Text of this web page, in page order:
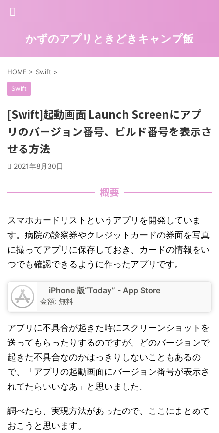
かずのアプリときどきキャンプ飯
HOME > Swift >
Swift
[Swift]起動画面 Launch Screenにアプ
リのバージョン番号、ビルド番号を表示さ
せる方法
2021年8月30日
概要
スマホカードリストというアプリを開発していま
す。病院の診察券やクレジットカードの券面を写真
に撮ってアプリに保存しておき、カードの情報をい
つでも確認できるように作ったアプリです。
iPhone 版“Today” - App Store
金額: 無料
アプリに不具合が起きた時にスクリーンショットを
送ってもらったりするのですが、どのバージョンで
起きた不具合なのかはっきりしないこともあるの
で、「アプリの起動画面にバージョン番号が表示さ
れてたらいいなあ」と思いました。
調べたら、実現方法があったので、ここにまとめて
おこうと思います。